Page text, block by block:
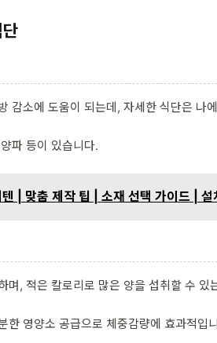
감소에 도움이 되는데, 자세한 식단은 나
파 등이 있습니다.
| 맞춤 제작 팁 | 소재 선택 가이드 | 설
며, 적은 칼로리로 많은 양을 섭취할 수 있
한 영양소 공급으로 체중감량에 효과적입